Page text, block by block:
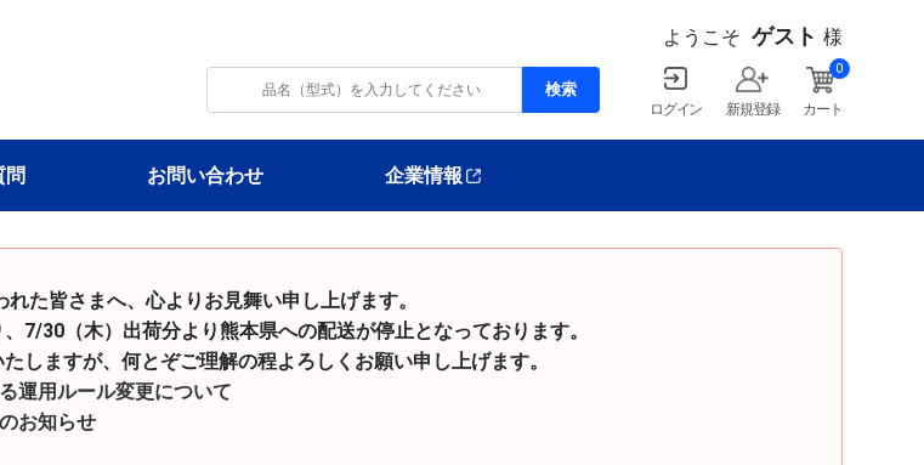
ようこそ ゲスト 様
ログイン 新規登録 カート
0
問 お問い合わせ 企業情報
た皆さまへ、心よりお見舞い申し上げます。
木）出荷分より熊本県への配送が停止となっております。
が、何とぞご理解の程よろしくお願い申し上げます。
運用ルール変更について
お知らせ